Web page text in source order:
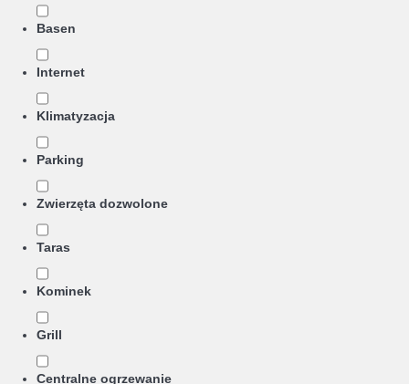
Basen
Internet
Klimatyzacja
Parking
Zwierzęta dozwolone
Taras
Kominek
Grill
Centralne ogrzewanie